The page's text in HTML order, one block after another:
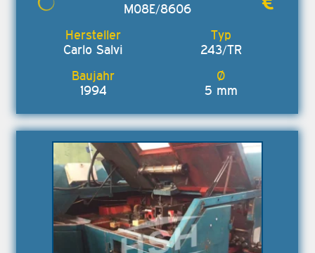
M08E/8606
Carlo Salvi 243/TR
1994 5 mm